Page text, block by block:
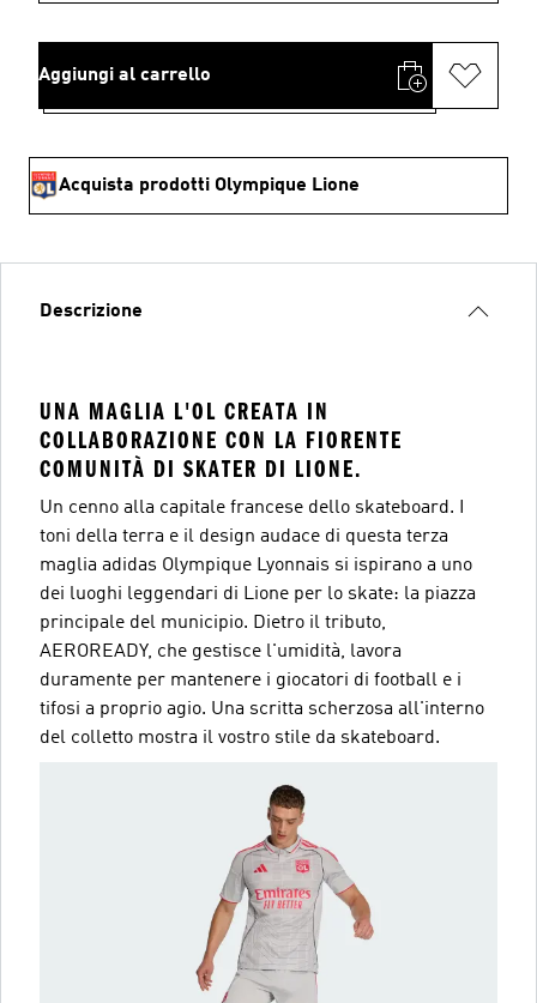
Aggiungi al carrello
Acquista prodotti Olympique Lione
Descrizione
UNA MAGLIA L'OL CREATA IN
COLLABORAZIONE CON LA FIORENTE
COMUNITÀ DI SKATER DI LIONE.
Un cenno alla capitale francese dello skateboard. I
toni della terra e il design audace di questa terza
maglia adidas Olympique Lyonnais si ispirano a uno
dei luoghi leggendari di Lione per lo skate: la piazza
principale del municipio. Dietro il tributo,
AEROREADY, che gestisce l'umidità, lavora
duramente per mantenere i giocatori di football e i
tifosi a proprio agio. Una scritta scherzosa all'interno
del colletto mostra il vostro stile da skateboard.